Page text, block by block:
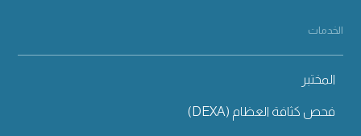
الخدمات
المختبر
فحص كثافة العظام (DEXA)